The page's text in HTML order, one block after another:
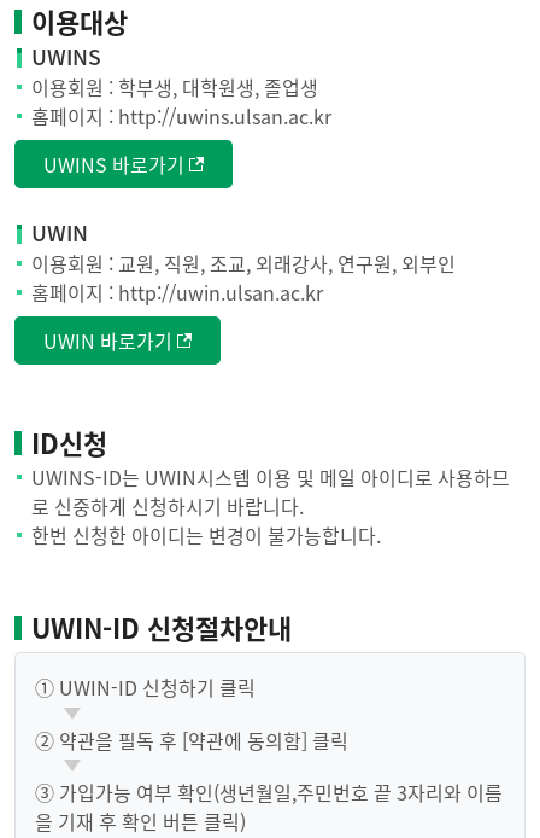
이용대상
UWINS
이용회원 : 학부생, 대학원생, 졸업생
홈페이지 : http://uwins.ulsan.ac.kr
UWINS 바로가기
UWIN
이용회원 : 교원, 직원, 조교, 외래강사, 연구원, 외부인
홈페이지 : http://uwin.ulsan.ac.kr
UWIN 바로가기
ID신청
UWINS-ID는 UWIN시스템 이용 및 메일 아이디로 사용하므
로 신중하게 신청하시기 바랍니다.
한번 신청한 아이디는 변경이 불가능합니다.
UWIN-ID 신청절차안내
① UWIN-ID 신청하기 클릭
② 약관을 필독 후 [약관에 동의함] 클릭
③ 가입가능 여부 확인(생년월일,주민번호 끝 3자리와 이름
을 기재 후 확인 버튼 클릭)